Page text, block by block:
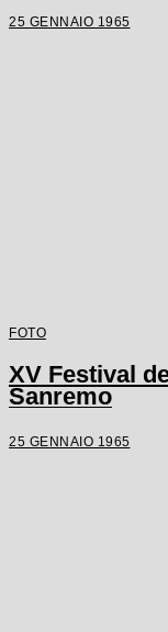
25 GENNAIO 1965
FOTO
XV Festival
Sanremo
25 GENNAIO 1965